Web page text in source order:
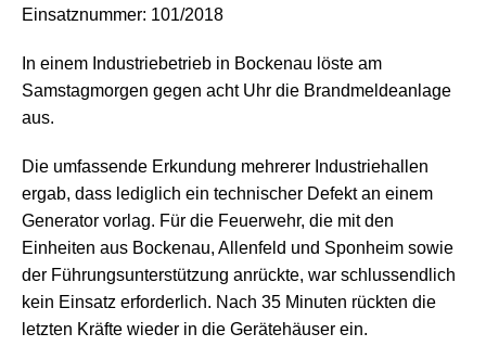
Einsatznummer: 101/2018
In einem Industriebetrieb in Bockenau löste am
Samstagmorgen gegen acht Uhr die Brandmeldeanlage
aus.
Die umfassende Erkundung mehrerer Industriehallen
ergab, dass lediglich ein technischer Defekt an einem
Generator vorlag. Für die Feuerwehr, die mit den
Einheiten aus Bockenau, Allenfeld und Sponheim sowie
der Führungsunterstützung anrückte, war schlussendlich
kein Einsatz erforderlich. Nach 35 Minuten rückten die
letzten Kräfte wieder in die Gerätehäuser ein.